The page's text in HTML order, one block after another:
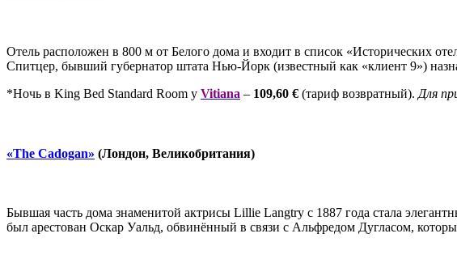
Отель расположен в 800 м от Белого дома и входит в список «Исторических
Спитцер, бывший губернатор штата Нью-Йорк (известный как «клиент 9»)
*Ночь в King Bed Standard Room у Vitiana – 109,60 € (тариф возвратный). Для
«The Cadogan» (Лондон, Великобритания)
Бывшая часть дома знаменитой актрисы Lillie Langtry с 1887 года стала
был арестован Оскар Уальд, обвинённый в связи с Альфредом Дугласом,